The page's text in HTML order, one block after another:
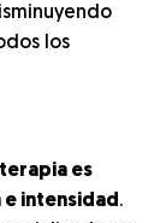
los
terapia es
intensidad .